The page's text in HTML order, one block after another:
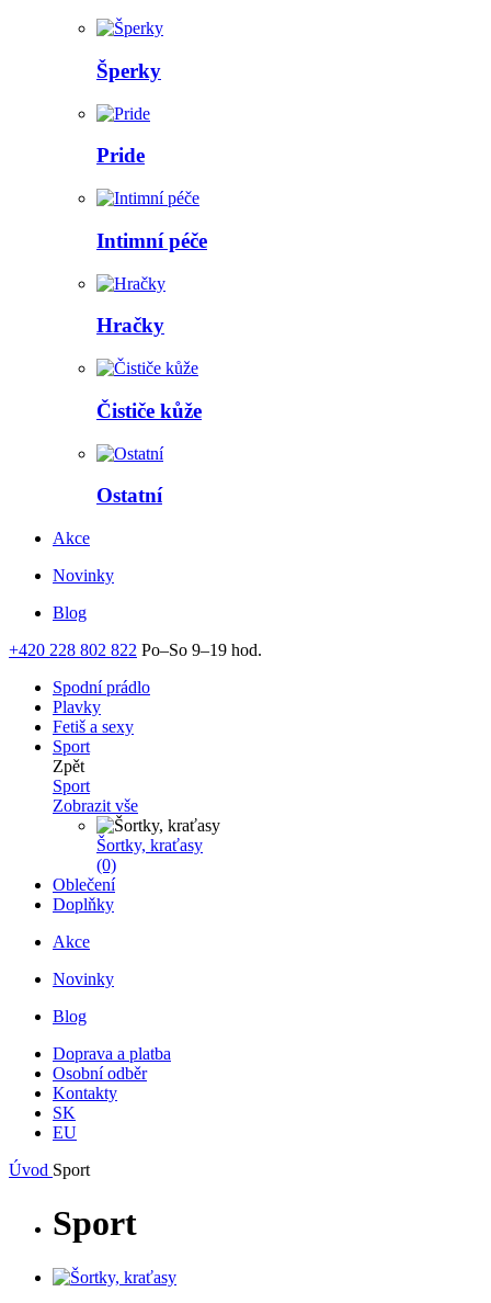
Šperky
Pride
Intimní péče
Hračky
Čističe kůže
Ostatní
Akce
Novinky
Blog
+420 228 802 822 Po–So 9–19 hod.
Spodní prádlo
Plavky
Fetiš a sexy
Sport
Zpět
Sport
Zobrazit vše
Šortky, kraťasy
(0)
Oblečení
Doplňky
Akce
Novinky
Blog
Doprava a platba
Osobní odběr
Kontakty
SK
EU
Úvod Sport
Sport